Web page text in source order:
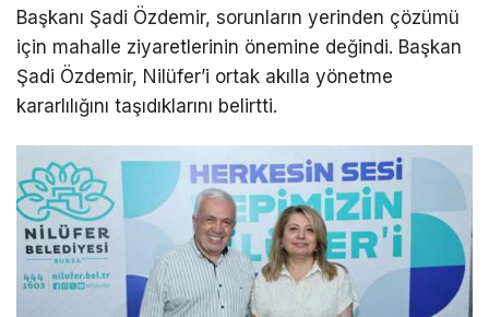
Başkanı Şadi Özdemir, sorunların yerinden çözümü
için mahalle ziyaretlerinin önemine değindi. Başkan
Şadi Özdemir, Nilüfer’i ortak akılla yönetme
kararlılığını taşıdıklarını belirtti.